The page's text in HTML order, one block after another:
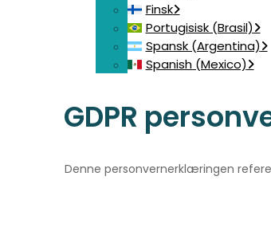
Finsk
Portugisisk (Brasil)
Spansk (Argentina)
Spanish (Mexico)
GDPR
Denne personvernerklæringen